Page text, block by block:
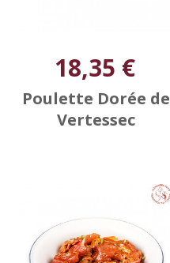
18,35 €
Poulette Dorée de
Vertessec